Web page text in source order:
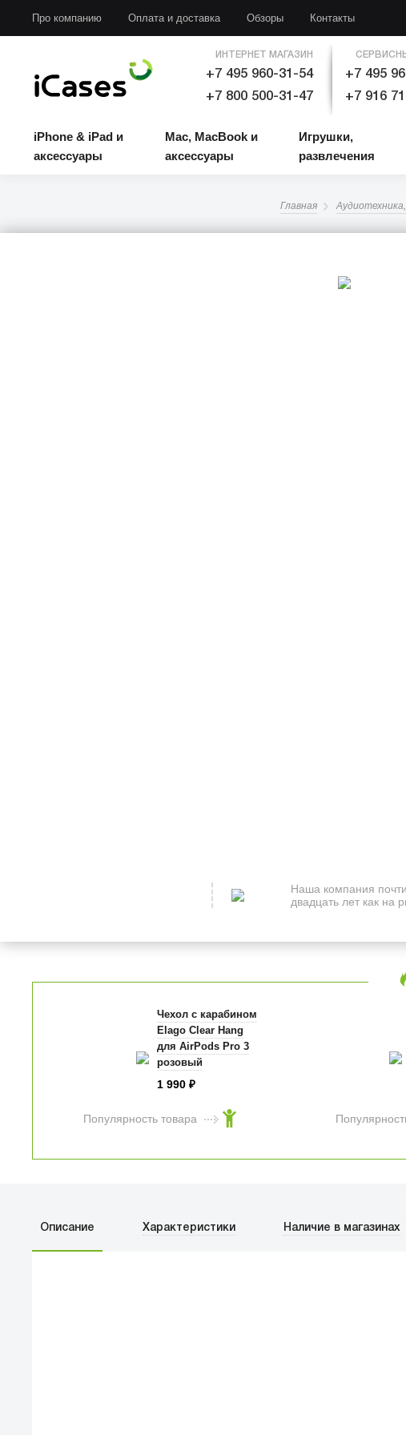
Про компанию Оплата и доставка Обзоры Контакты
ИНТЕРНЕТ МАГАЗИН
+7 495 960-31-54
+7 800 500-31-47
+7 495
+7 916
iPhone & iPad и
аксессуары
Mac, MacBook и
аксессуары
Игрушки,
развлечения
Главная
Наша компания почти
двадцать лет как на
Чехол с карабином
Elago Clear Hang
для AirPods Pro 3
розовый
1 990₽
Популярность товара
черный
Описание Характеристики Наличие в магазинах